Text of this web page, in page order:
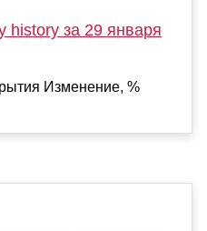
за 29 января
Изменение, %